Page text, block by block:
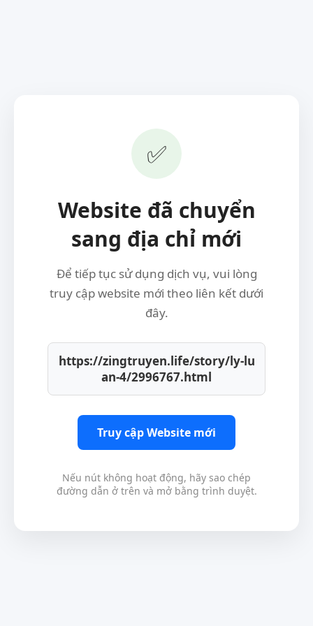
✅
Website đã chuyển
sang địa chỉ mới
Để tiếp tục sử dụng dịch vụ, vui lòng
truy cập website mới theo liên kết dưới
đây.
https://zingtruyen.life/story/ly-lu
an-4/2996767.html
Truy cập Website mới
Nếu nút không hoạt động, hãy sao chép
đường dẫn ở trên và mở bằng trình duyệt.